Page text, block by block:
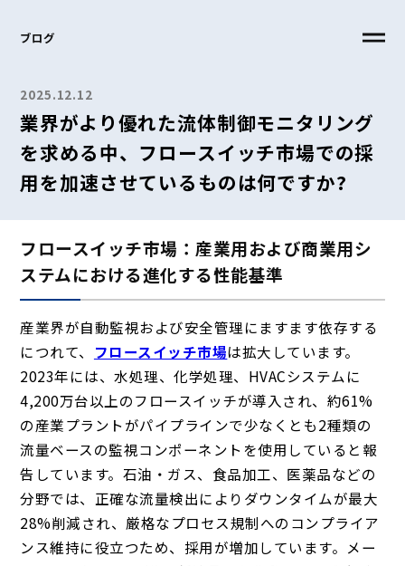
ブログ
2025.12.12
業界がより優れた流体制御モニタリング
を求める中、フロースイッチ市場での採
用を加速させているものは何ですか?
フロースイッチ市場：産業用および商業用シ
ステムにおける進化する性能基準
産業界が自動監視および安全管理にますます依存する
につれて、 フロースイッチ市場は拡大しています。
2023年には、水処理、化学処理、HVACシステムに
4,200万台以上のフロースイッチが導入され、約61%
の産業プラントがパイプラインで少なくとも2種類の
流量ベースの監視コンポーネントを使用していると報
告しています。石油・ガス、食品加工、医薬品などの
分野では、正確な流量検出によりダウンタイムが最大
28%削減され、厳格なプロセス規制へのコンプライア
ンス維持に役立つため、採用が増加しています。メー